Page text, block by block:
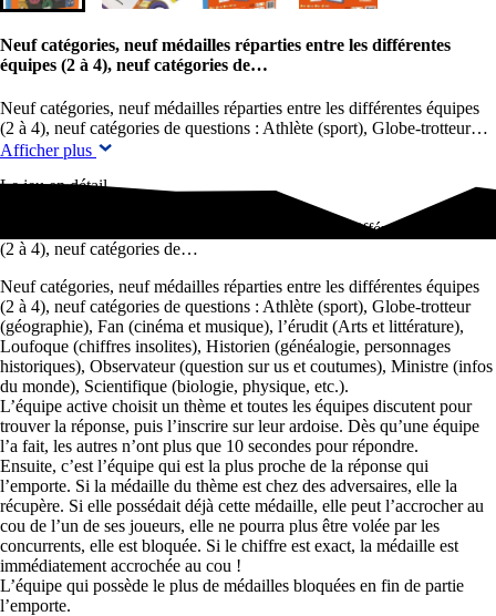
Neuf catégories, neuf médailles réparties entre les différentes
équipes (2 à 4), neuf catégories de…
Neuf catégories, neuf médailles réparties entre les différentes équipes
(2 à 4), neuf catégories de questions : Athlète (sport), Globe-trotteur…
Afficher plus
Le jeu en détail
Neuf catégories, neuf médailles réparties entre les différentes équipes
(2 à 4), neuf catégories de…
Neuf catégories, neuf médailles réparties entre les différentes équipes
(2 à 4), neuf catégories de questions : Athlète (sport), Globe-trotteur
(géographie), Fan (cinéma et musique), l’érudit (Arts et littérature),
Loufoque (chiffres insolites), Historien (généalogie, personnages
historiques), Observateur (question sur us et coutumes), Ministre (infos
du monde), Scientifique (biologie, physique, etc.).
L’équipe active choisit un thème et toutes les équipes discutent pour
trouver la réponse, puis l’inscrire sur leur ardoise. Dès qu’une équipe
l’a fait, les autres n’ont plus que 10 secondes pour répondre.
Ensuite, c’est l’équipe qui est la plus proche de la réponse qui
l’emporte. Si la médaille du thème est chez des adversaires, elle la
récupère. Si elle possédait déjà cette médaille, elle peut l’accrocher au
cou de l’un de ses joueurs, elle ne pourra plus être volée par les
concurrents, elle est bloquée. Si le chiffre est exact, la médaille est
immédiatement accrochée au cou !
L’équipe qui possède le plus de médailles bloquées en fin de partie
l’emporte.